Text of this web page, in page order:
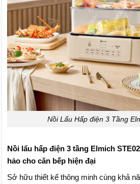
Nồi Lẩu Hấp điện 3 Tầng
Nồi lẩu hấp điện 3 tầng Elmich
hảo cho căn bếp hiện đại
Sở hữu thiết kế thông minh cùng khả